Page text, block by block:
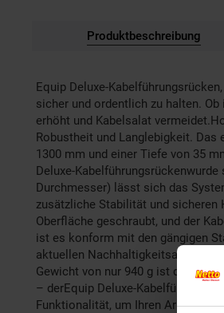
Produktbeschreibung
Equip Deluxe-
sicher und ordentlich zu halten.
erhöht und Kabelsalat
Robustheit und Langlebigkeit.
1300 mm und einer Tiefe von 35
Deluxe-
Durchmesser) lässt sich das
zusätzliche Stabilität und
Oberfläche geschraubt, und der
ist es konform mit den gängigen
aktuellen
Gewicht von nur 940 g ist das
– derEquip Deluxe-
Funktionalität, um Ihren